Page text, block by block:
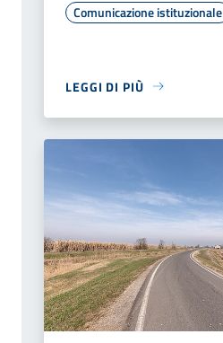
Comunicazione istituzionale
LEGGI DI PIÙ